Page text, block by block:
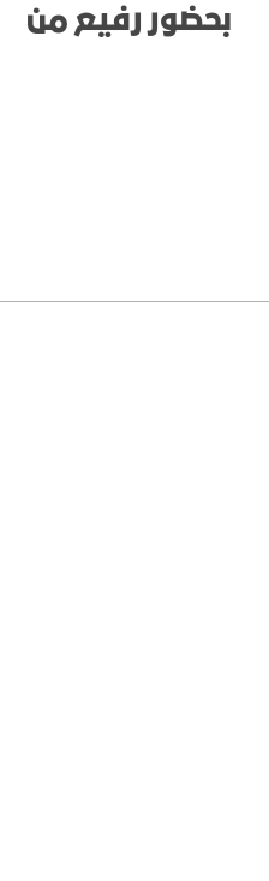
بحضور رفيع من